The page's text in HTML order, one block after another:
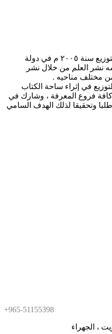
تم تأسيس دار الظاهرية للنشر والتوزيع سنة ٢٠٠٥ م في دولة
نشر العلم من خلال نشر
مختلف مناحيه .
في إثراء ساحة الكتاب
كافة فروع المعرفة ، وشارك في
وتحقيقا لذلك الهدف السامي
+965-51155398
، الجهراء